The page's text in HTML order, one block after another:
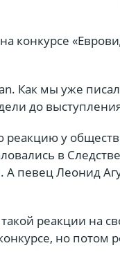
конкурсе
Как мы уже
до
у
в
А певец Леонид
реакции на
но потом